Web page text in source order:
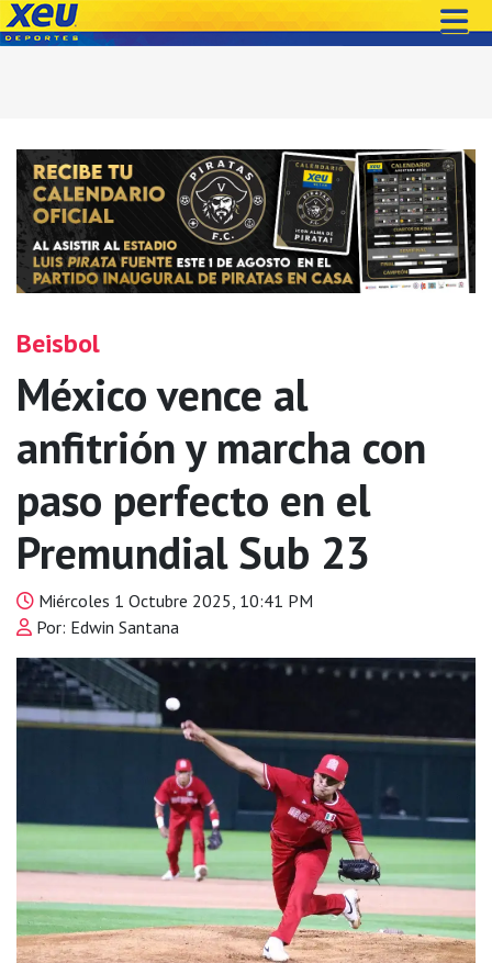
Beisbol
México vence al
anfitrión y marcha con
paso perfecto en el
Premundial Sub 23
Miércoles 1 Octubre 2025, 10:41 PM
Por: Edwin Santana